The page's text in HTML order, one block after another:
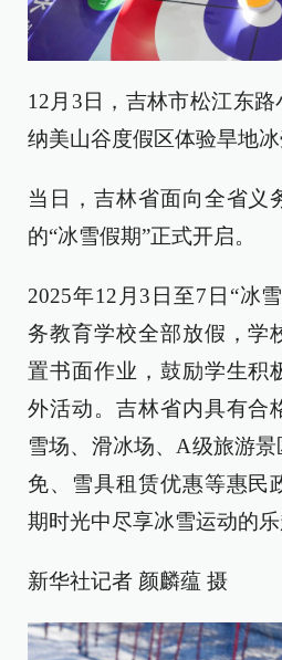
12月3日，吉林市松江东
纳美山谷度假区体验旱地冰
当日，吉林省面向全省义
的“冰雪假期”正式开启。
2025年12月3日至7日“冰
务教育学校全部放假，学
置书面作业，鼓励学生积
外活动。吉林省内具有合
雪场、滑冰场、A级旅游
免、雪具租赁优惠等惠民
期时光中尽享冰雪运动的乐
新华社记者 颜麟蕴 摄